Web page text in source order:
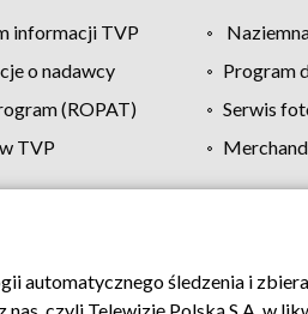
informacji TVP
o nadawcy
Program
(ROPAT)
Serwis
TVP
Moje zgody Pomoc Biuro
automatycznego śledzenia i